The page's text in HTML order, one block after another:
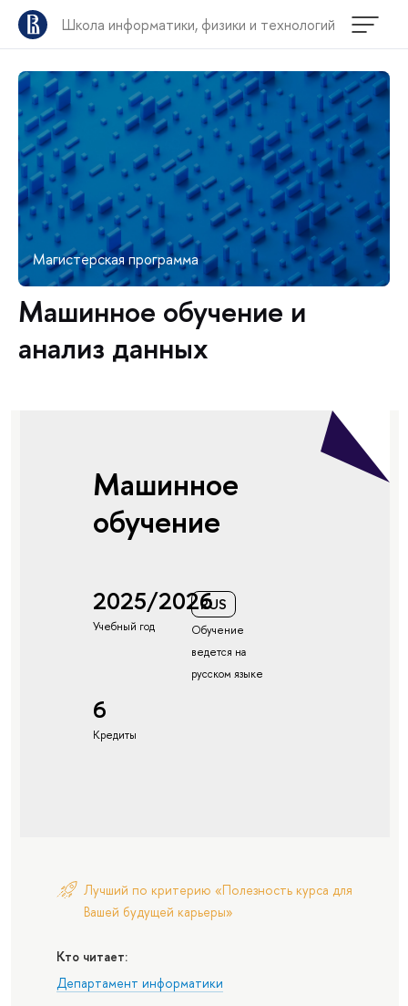
Школа информатики, физики и технологий
Магистерская программа
Машинное обучение и
анализ данных
Машинное
обучение
2025/2026
Учебный год
RUS
Обучение
ведется на
русском языке
6
Кредиты
Лучший по критерию «Полезность курса для
Вашей будущей карьеры»
Кто читает:
Департамент информатики